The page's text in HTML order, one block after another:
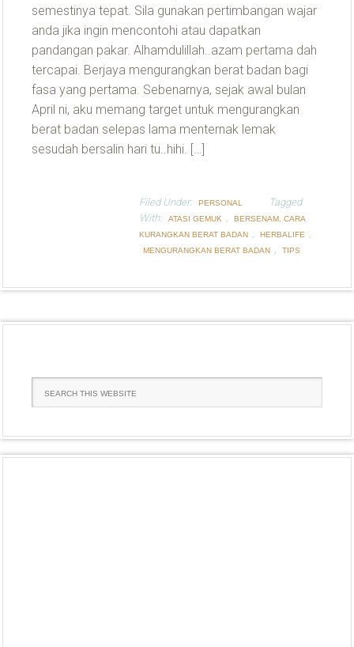
semestinya tepat. Sila gunakan pertimbangan wajar
anda jika ingin mencontohi atau dapatkan
pandangan pakar. Alhamdulillah..azam pertama dah
tercapai. Berjaya mengurangkan berat badan bagi
fasa yang pertama. Sebenarnya, sejak awal bulan
April ni, aku memang target untuk mengurangkan
berat badan selepas lama menternak lemak
sesudah bersalin hari tu..hihi. […]
Filed Under: PERSONAL
Tagged
With:
ATASI GEMUK ,
BERSENAM. CARA
KURANGKAN BERAT BADAN , HERBALIFE ,
MENGURANGKAN BERAT BADAN , TIPS